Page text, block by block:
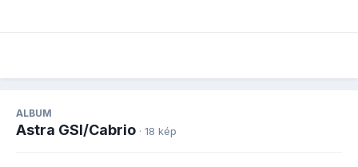
ALBUM
Astra GSI/Cabrio · 18 kép